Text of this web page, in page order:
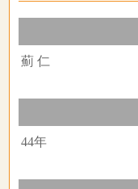
薊 仁
44年